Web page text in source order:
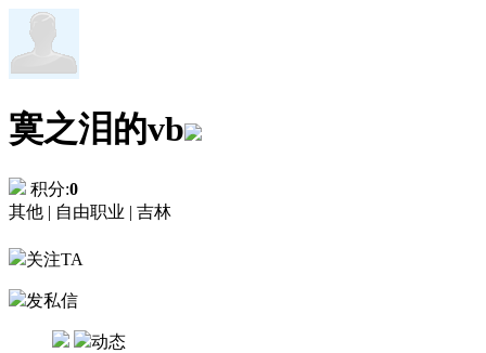
寞之泪的vb
积分:0
其他 | 自由职业 | 吉林
关注TA
发私信
动态